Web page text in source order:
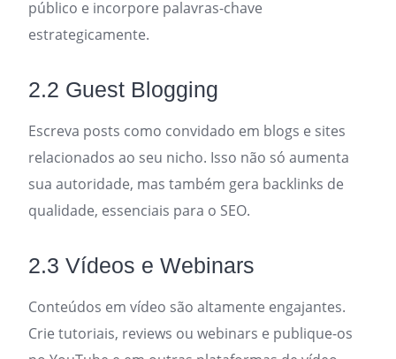
público e incorpore palavras-chave
estrategicamente.
2.2 Guest Blogging
Escreva posts como convidado em blogs e sites
relacionados ao seu nicho. Isso não só aumenta
sua autoridade, mas também gera backlinks de
qualidade, essenciais para o SEO.
2.3 Vídeos e Webinars
Conteúdos em vídeo são altamente engajantes.
Crie tutoriais, reviews ou webinars e publique-os